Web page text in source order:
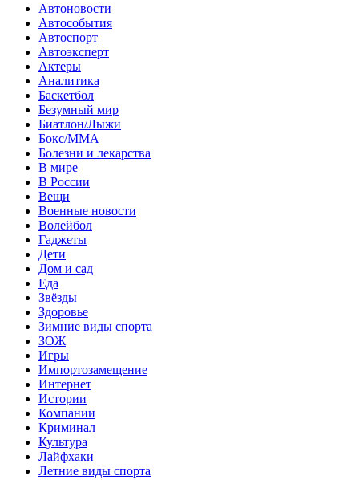
Автоновости
Автособытия
Автоспорт
Автоэксперт
Актеры
Аналитика
Баскетбол
Безумный мир
Биатлон/Лыжи
Бокс/MMA
Болезни и лекарства
В мире
В России
Вещи
Военные новости
Волейбол
Гаджеты
Дети
Дом и сад
Еда
Звёзды
Здоровье
Зимние виды спорта
ЗОЖ
Игры
Импортозамещение
Интернет
Истории
Компании
Криминал
Культура
Лайфхаки
Летние виды спорта